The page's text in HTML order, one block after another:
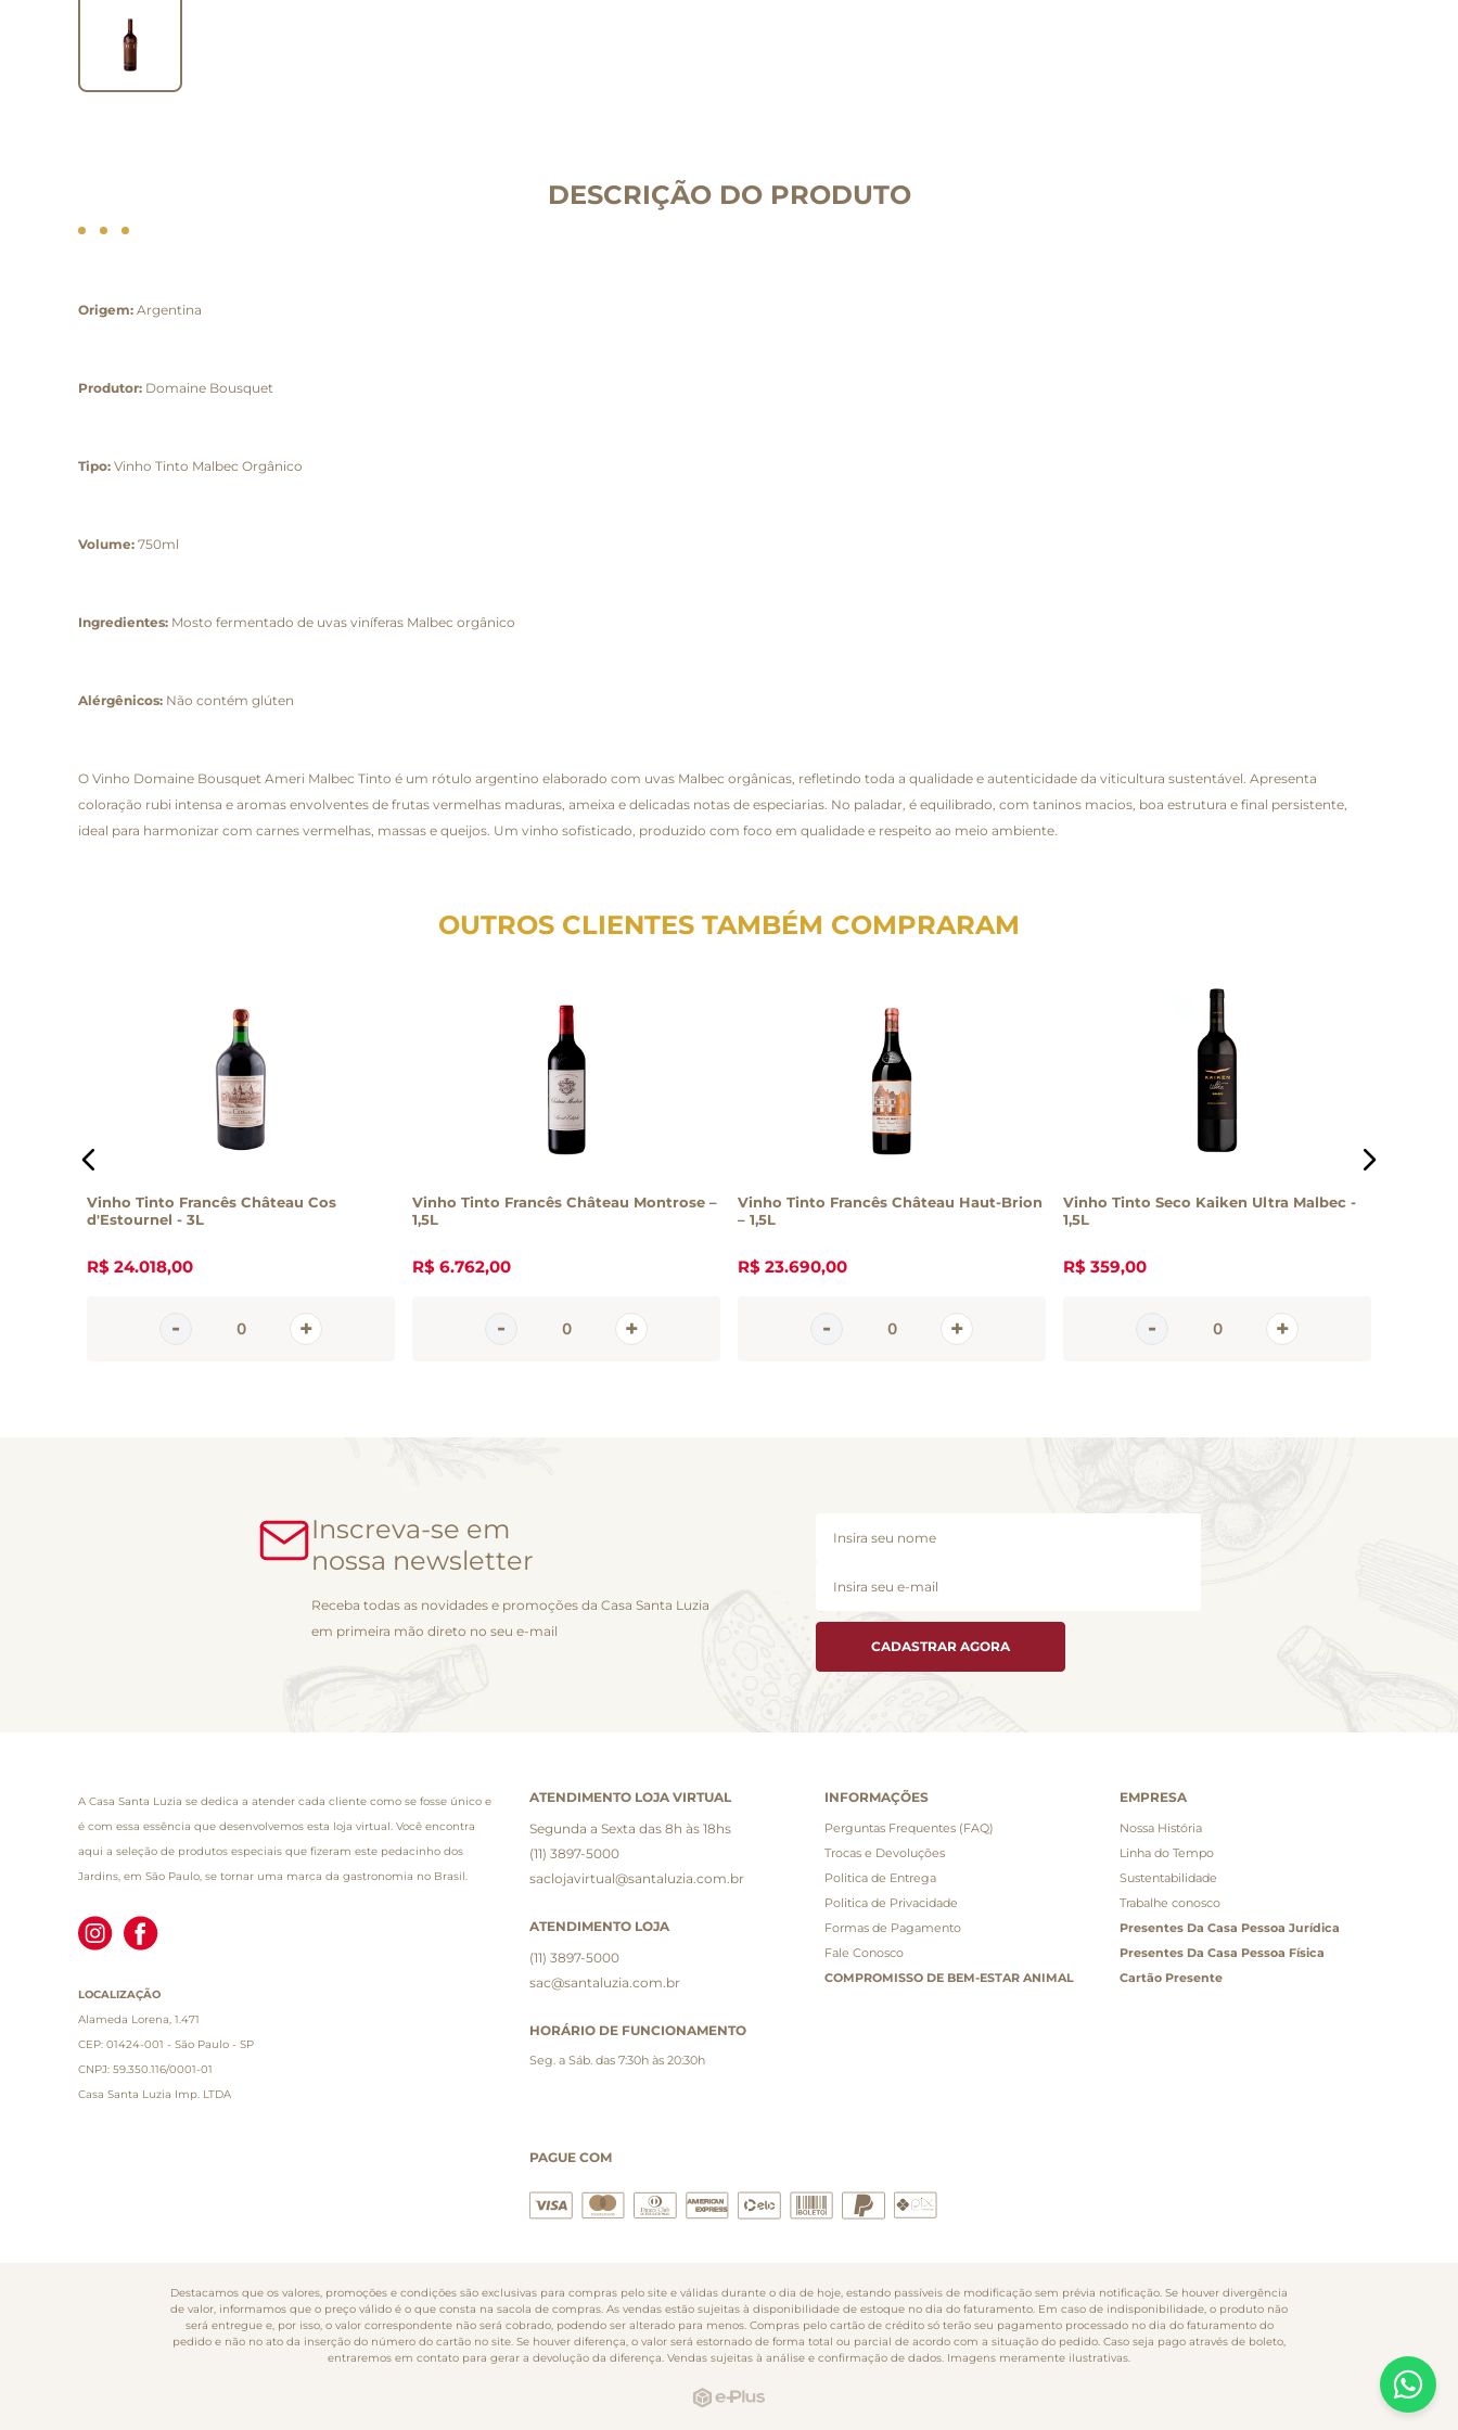
DESCRIÇÃO DO PRODUTO
Origem: Argentina
Produtor: Domaine Bousquet
Tipo: Vinho Tinto Malbec Orgânico
Volume: 750ml
Ingredientes: Mosto fermentado de uvas viníferas Malbec orgânico
Alérgênicos: Não contém glúten
O Vinho Domaine Bousquet Ameri Malbec Tinto é um rótulo argentino elaborado com uvas Malbec orgânicas, refletindo toda a qualidade e autenticidade da viticultura sustentável. Apresenta
coloração rubi intensa e aromas envolventes de frutas vermelhas maduras, ameixa e delicadas notas de especiarias. No paladar, é equilibrado, com taninos macios, boa estrutura e final persistente,
ideal para harmonizar com carnes vermelhas, massas e queijos. Um vinho sofisticado, produzido com foco em qualidade e respeito ao meio ambiente.
OUTROS CLIENTES TAMBÉM COMPRARAM
Vinho Tinto Francês Château Cos
d'Estournel - 3L
R$ 24.018,00
Vinho Tinto Francês Château Montrose –
1,5L
R$ 6.762,00
Vinho Tinto Francês Château Haut-Brion
– 1,5L
R$ 23.690,00
Vinho Tinto Seco Kaiken Ultra Malbec -
1,5L
R$ 359,00
Inscreva-se em
nossa newsletter
Receba todas as novidades e promoções da Casa Santa Luzia
em primeira mão direto no seu e-mail
CADASTRAR AGORA
A Casa Santa Luzia se dedica a atender cada cliente como se fosse único e
é com essa essência que desenvolvemos esta loja virtual. Você encontra
aqui a seleção de produtos especiais que fizeram este pedacinho dos
Jardins, em São Paulo, se tornar uma marca da gastronomia no Brasil.
LOCALIZAÇÃO
Alameda Lorena, 1.471
CEP: 01424-001 - São Paulo - SP
CNPJ: 59.350.116/0001-01
Casa Santa Luzia Imp. LTDA
ATENDIMENTO LOJA VIRTUAL
Segunda a Sexta das 8h às 18hs
(11) 3897-5000
saclojavirtual@santaluzia.com.br
ATENDIMENTO LOJA
(11) 3897-5000
sac@santaluzia.com.br
HORÁRIO DE FUNCIONAMENTO
Seg. a Sáb. das 7:30h às 20:30h
INFORMAÇÕES
Perguntas Frequentes (FAQ)
Trocas e Devoluções
Politica de Entrega
Politica de Privacidade
Formas de Pagamento
Fale Conosco
COMPROMISSO DE BEM-ESTAR ANIMAL
EMPRESA
Nossa História
Linha do Tempo
Sustentabilidade
Trabalhe conosco
Presentes Da Casa Pessoa Jurídica
Presentes Da Casa Pessoa Física
Cartão Presente
PAGUE COM
Destacamos que os valores, promoções e condições são exclusivas para compras pelo site e válidas durante o dia de hoje, estando passíveis de modificação sem prévia notificação. Se houver divergência
de valor, informamos que o preço válido é o que consta na sacola de compras. As vendas estão sujeitas à disponibilidade de estoque no dia do faturamento. Em caso de indisponibilidade, o produto não
será entregue e, por isso, o valor correspondente não será cobrado, podendo ser alterado para menos. Compras pelo cartão de crédito só terão seu pagamento processado no dia do faturamento do
pedido e não no ato da inserção do número do cartão no site. Se houver diferença, o valor será estornado de forma total ou parcial de acordo com a situação do pedido. Caso seja pago através de boleto,
entraremos em contato para gerar a devolução da diferença. Vendas sujeitas à análise e confirmação de dados. Imagens meramente ilustrativas.